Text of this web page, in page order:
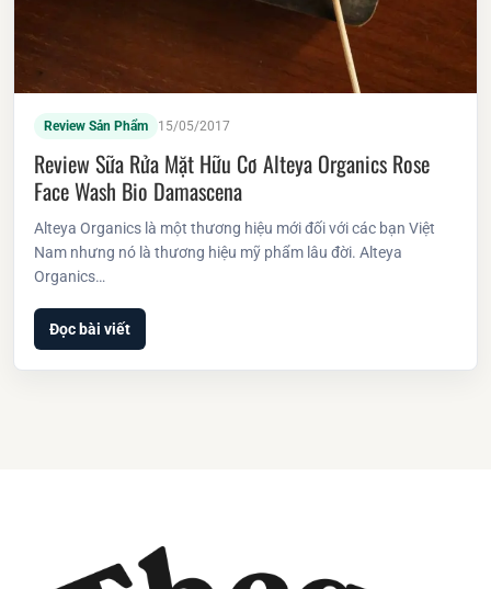
Review Sản Phẩm 15/05/2017
Review Sữa Rửa Mặt Hữu Cơ Alteya Organics Rose
Face Wash Bio Damascena
Alteya Organics là một thương hiệu mới đối với các bạn Việt
Nam nhưng nó là thương hiệu mỹ phẩm lâu đời. Alteya
Organics…
Đọc bài viết